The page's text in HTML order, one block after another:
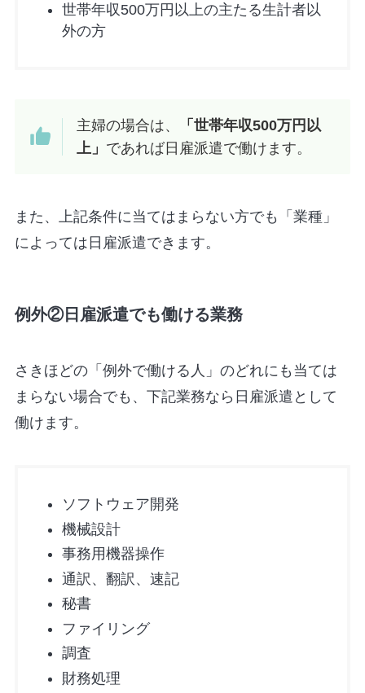
世帯年収500万円以上の主たる生計者以
外の方
主婦の場合は、
「世帯年収500万円以
上」 であれば日雇派遣で働けます。
また、上記条件に当てはまらない方でも「業種」
によっては日雇派遣できます。
例外②日雇派遣でも働ける業務
さきほどの「例外で働ける人」のどれにも当ては
まらない場合でも、下記業務なら日雇派遣として
働けます。
ソフトウェア開発
機械設計
事務用機器操作
通訳、翻訳、速記
秘書
ファイリング
調査
財務処理